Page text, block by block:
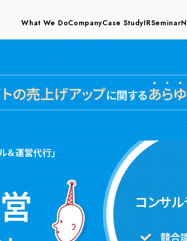
What We DoCompanyCase StudyIRSeminar
の売上げアップに関するあらゆ
＆運営代行」
コンサル
競合